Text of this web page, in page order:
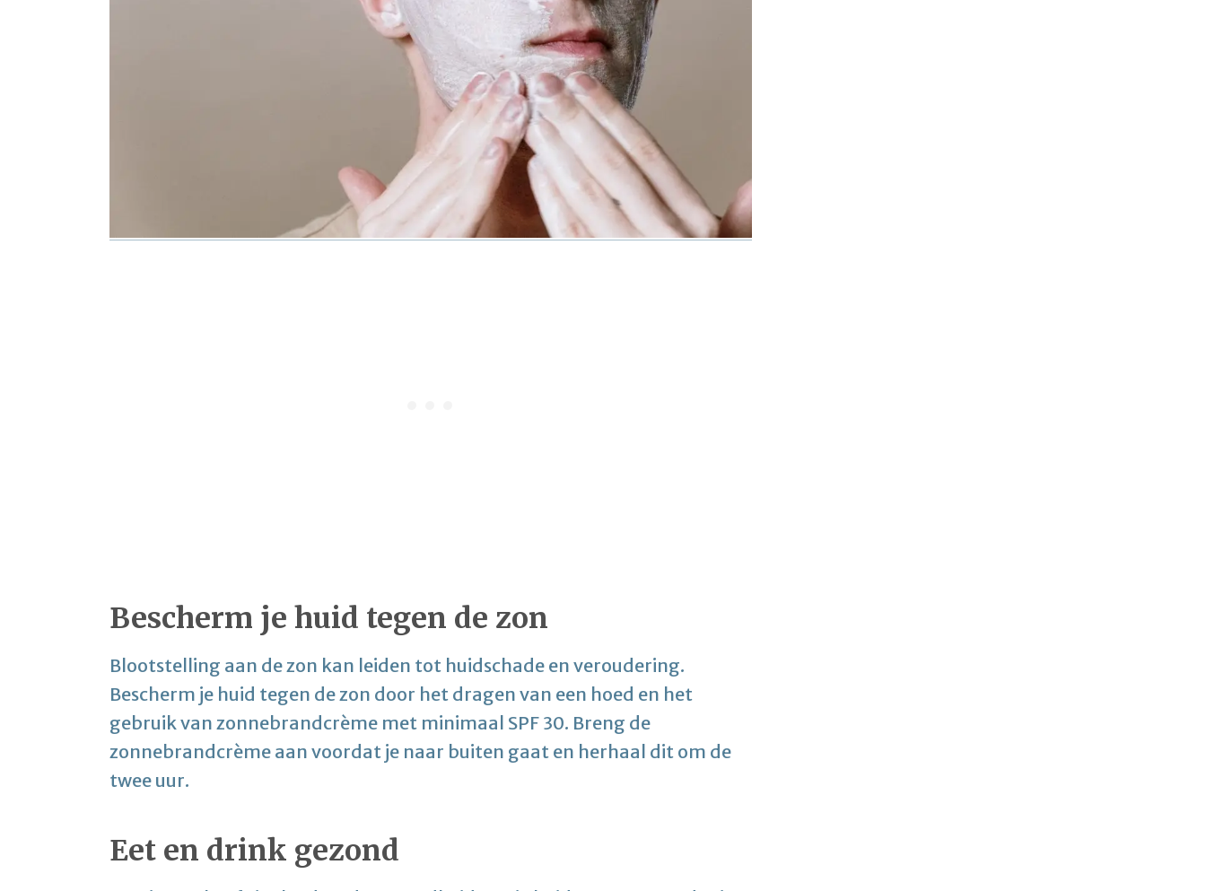
Bescherm je huid tegen de zon
Blootstelling aan de zon kan leiden tot huidschade en veroudering.
Bescherm je huid tegen de zon door het dragen van een hoed en het
gebruik van zonnebrandcrème met minimaal SPF 30. Breng de
zonnebrandcrème aan voordat je naar buiten gaat en herhaal dit om de
twee uur.
Eet en drink gezond